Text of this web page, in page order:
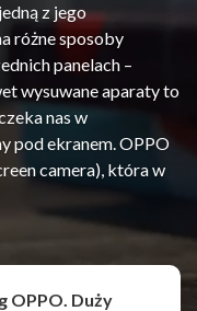
z jego
różne sposoby
panelach –
wysuwane aparaty to
nas w
pod ekranem. OPPO
camera), która w
OPPO. Duży